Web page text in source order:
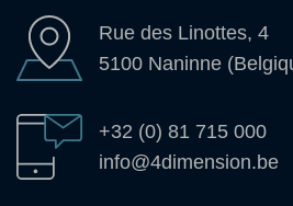
Rue des Linottes, 4
5100 Naninne
+32 (0) 81 715 000
info@4dimension.be